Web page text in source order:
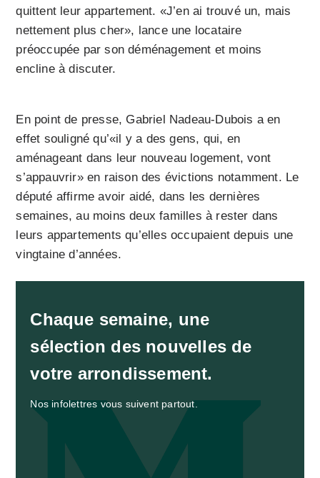
quittent leur appartement. «J’en ai trouvé un, mais
nettement plus cher», lance une locataire
préoccupée par son déménagement et moins
encline à discuter.
En point de presse, Gabriel Nadeau-Dubois a en
effet souligné qu’«il y a des gens, qui, en
aménageant dans leur nouveau logement, vont
s’appauvrir» en raison des évictions notamment. Le
député affirme avoir aidé, dans les dernières
semaines, au moins deux familles à rester dans
leurs appartements qu’elles occupaient depuis une
vingtaine d’années.
Chaque semaine, une
sélection des nouvelles de
votre arrondissement.
Nos infolettres vous suivent partout.